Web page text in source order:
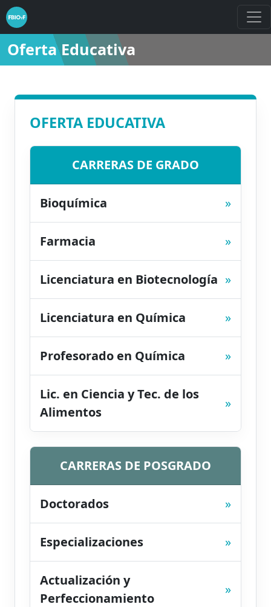
Oferta Educativa
OFERTA EDUCATIVA
CARRERAS DE GRADO
Bioquímica »
Farmacia »
Licenciatura en Biotecnología »
Licenciatura en Química »
Profesorado en Química »
Lic. en Ciencia y Tec. de los
Alimentos
»
CARRERAS DE POSGRADO
Doctorados »
Especializaciones »
Actualización y
Perfeccionamiento
»